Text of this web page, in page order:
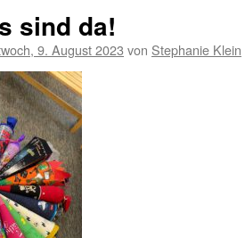
sind da!
9. August 2023 von Stephanie Klein